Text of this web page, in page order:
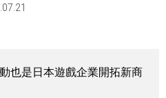
也是日本遊戲企業開拓新商